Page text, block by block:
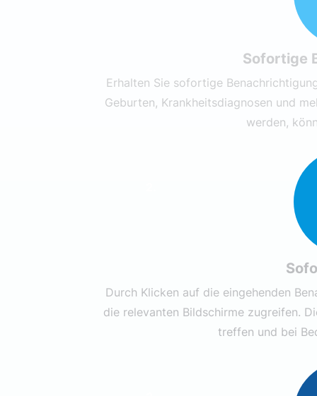
Sofortige
Erhalten Sie sofortige
Geburten, Krankheitsdiagnosen und
werden,
Durch Klicken auf die eingehenden
die relevanten Bildschirme zugreifen.
treffen und bei